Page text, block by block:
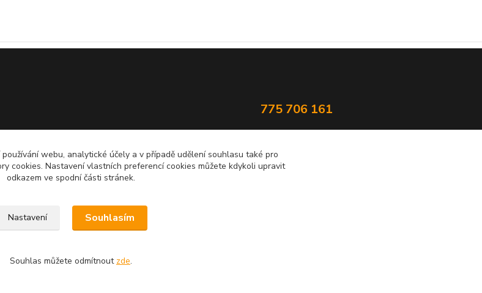
775 706 161
webu, analytické účely a v případě udělení souhlasu také pro
cookies. Nastavení vlastních preferencí cookies můžete kdykoli upravit
odkazem ve spodní části stránek.
Nastavení Souhlasím
Souhlas můžete odmítnout zde.